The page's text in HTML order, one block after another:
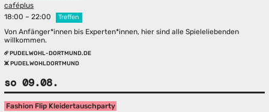
caféplus
18:00 – 22:00
Treffen
Von Anfänger*innen bis Experten*innen, hier sind alle Spieleliebenden
willkommen.
PUDELWOHL-DORTMUND.DE
PUDELWOHLDORTMUND
so 09.08.
Fashion Flip Kleidertauschparty